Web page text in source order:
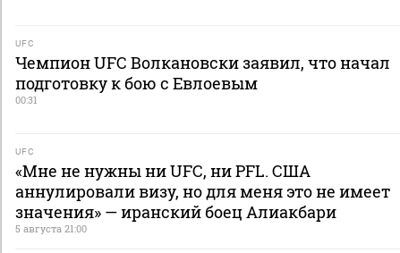
UFC
Чемпион UFC Волкановски заявил, что начал
подготовку к бою с Евлоевым
00:31
UFC
«Мне не нужны ни UFC, ни PFL. США
аннулировали визу, но для меня это не имеет
значения» — иранский боец Алиакбари
5 августа 21:00